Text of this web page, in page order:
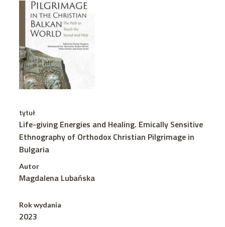
tytuł
Life-giving Energies and Healing. Emically Sensitive
Ethnography of Orthodox Christian Pilgrimage in
Bulgaria
Autor
Magdalena Lubańska
Rok wydania
2023